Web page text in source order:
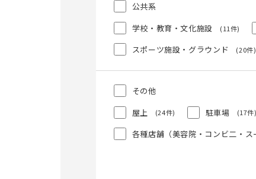
公共系
学校・教育・文化施設
(11件)
スポーツ施設・グラウンド (20件)
その他
屋上
(24件) 駐車場 (17件)
各種店舗（美容院・コンビ二・ス